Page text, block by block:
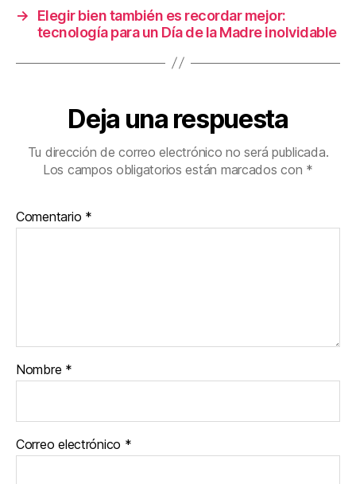
→
Elegir bien también es recordar mejor:
tecnología para un Día de la Madre inolvidable
Deja una respuesta
Tu dirección de correo electrónico no será publicada.
Los campos obligatorios están marcados con *
Comentario *
Nombre *
Correo electrónico *